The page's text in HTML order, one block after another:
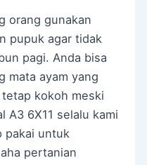
orang gunakan
pupuk agar tidak
pagi. Anda bisa
mata ayam yang
kokoh meski
A3 6X11 selalu kami
pakai untuk
pertanian